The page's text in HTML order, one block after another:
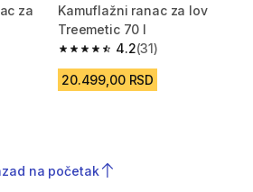
za
Recenzije
Kamuflažni ranac za lov
Treemetic 70 l
4.2
4.2 od 5 zvezdica from 31
(31)
20.499,00 RSD
na početak